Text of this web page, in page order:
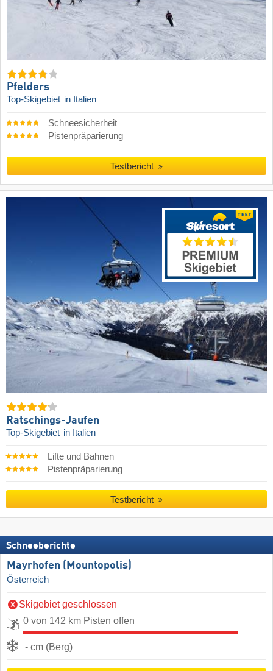
Pfelders
Top-Skigebiet in Italien
Schneesicherheit
Pistenpräparierung
Testbericht
Ratschings-Jaufen
Top-Skigebiet in Italien
Lifte und Bahnen
Pistenpräparierung
Testbericht
Schneeberichte
Mayrhofen (Mountopolis)
Österreich
Skigebiet geschlossen
0 von 142 km Pisten offen
- cm (Berg)